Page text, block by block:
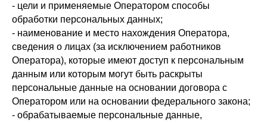
- цели и применяемые Оператором способы
обработки персональных данных;
- наименование и место нахождения Оператора,
сведения о лицах (за исключением работников
Оператора), которые имеют доступ к персональным
данным или которым могут быть раскрыты
персональные данные на основании договора с
Оператором или на основании федерального закона;
- обрабатываемые персональные данные,